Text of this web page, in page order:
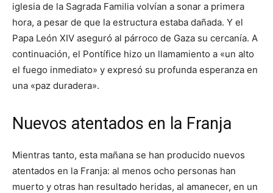
iglesia de la Sagrada Familia volvían a sonar a primera
hora, a pesar de que la estructura estaba dañada. Y el
Papa León XIV aseguró al párroco de Gaza su cercanía. A
continuación, el Pontífice hizo un llamamiento a «un alto
el fuego inmediato» y expresó su profunda esperanza en
una «paz duradera».
Nuevos atentados en la Franja
Mientras tanto, esta mañana se han producido nuevos
atentados en la Franja: al menos ocho personas han
muerto y otras han resultado heridas, al amanecer, en un